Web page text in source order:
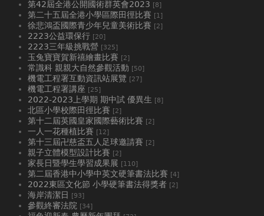
第42屆全港公開國術群英會2023 [8]
第二十五屆全港小學區際田徑比賽 [1]
徐悲鴻盃國際青少年兒童美術比賽 [2]
2223公益環保行 [20]
2223三年級挑戰營 [325]
玉兔寶寶賀新禧繪畫比賽 [2]
常識科 親親大自然參觀活動 [50]
機電工程署互動資訊站展覽 [27]
機電工程署講座 [25]
2022-2023上學期 期中試 優異生 [8]
北區小學校際田徑比賽 [2]
第十二屆英國皇家國際藝術比賽 [2]
一人一花種植比賽 [12]
第十三屆卍慈盃五人足球邀請賽 [2]
親子立體模型設計比賽 [2]
家長日暨學生學習成果展 [110]
第二屆香港中小學中英文硬筆書法比賽 [4]
2022東區文化節 小學硬筆書法得獎者 [2]
海岸清潔日 [93]
參觀終審法院 [34]